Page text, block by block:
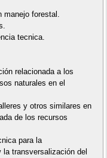
manejo forestal.
tecnica.
relacionada a los
naturales en el
y otros similares en
de los recursos
para la
transversalización del